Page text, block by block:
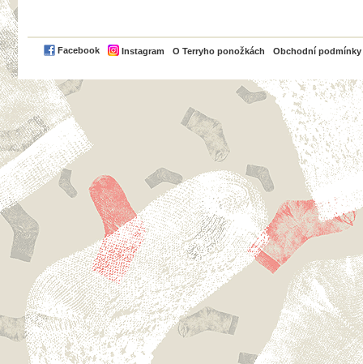
Facebook Instagram O Terryho ponožkách Obchodní podmínky
PayPal